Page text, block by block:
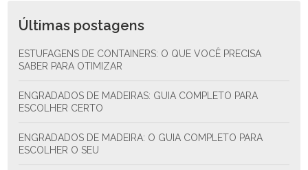
Últimas postagens
ESTUFAGENS DE CONTAINERS: O QUE VOCÊ PRECISA
SABER PARA OTIMIZAR
ENGRADADOS DE MADEIRAS: GUIA COMPLETO PARA
ESCOLHER CERTO
ENGRADADOS DE MADEIRA: O GUIA COMPLETO PARA
ESCOLHER O SEU